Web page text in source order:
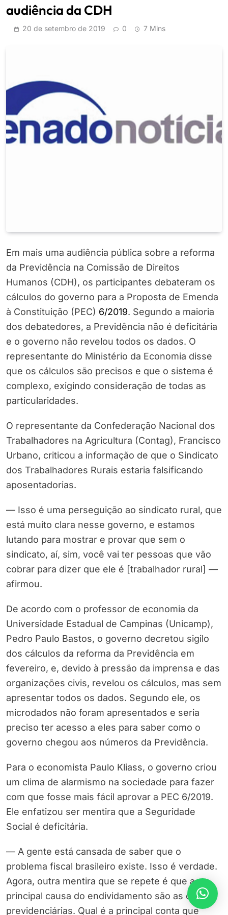
audiência da CDH
20 de setembro de 2019 0 7 Mins
Em mais uma audiência pública sobre a reforma
da Previdência na Comissão de Direitos
Humanos (CDH), os participantes debateram os
cálculos do governo para a Proposta de Emenda
à Constituição (PEC) 6/2019. Segundo a maioria
dos debatedores, a Previdência não é deficitária
e o governo não revelou todos os dados. O
representante do Ministério da Economia disse
que os cálculos são precisos e que o sistema é
complexo, exigindo consideração de todas as
particularidades.
O representante da Confederação Nacional dos
Trabalhadores na Agricultura (Contag), Francisco
Urbano, criticou a informação de que o Sindicato
dos Trabalhadores Rurais estaria falsificando
aposentadorias.
— Isso é uma perseguição ao sindicato rural, que
está muito clara nesse governo, e estamos
lutando para mostrar e provar que sem o
sindicato, aí, sim, você vai ter pessoas que vão
cobrar para dizer que ele é [trabalhador rural] —
afirmou.
De acordo com o professor de economia da
Universidade Estadual de Campinas (Unicamp),
Pedro Paulo Bastos, o governo decretou sigilo
dos cálculos da reforma da Previdência em
fevereiro, e, devido à pressão da imprensa e das
organizações civis, revelou os cálculos, mas sem
apresentar todos os dados. Segundo ele, os
microdados não foram apresentados e seria
preciso ter acesso a eles para saber como o
governo chegou aos números da Previdência.
Para o economista Paulo Kliass, o governo criou
um clima de alarmismo na sociedade para fazer
com que fosse mais fácil aprovar a PEC 6/2019.
Ele enfatizou ser mentira que a Seguridade
Social é deficitária.
— A gente está cansada de saber que o
problema fiscal brasileiro existe. Isso é verdade.
Agora, outra mentira que se repete é que a
principal causa do endividamento são as contas
previdenciárias. Qual é a principal conta que